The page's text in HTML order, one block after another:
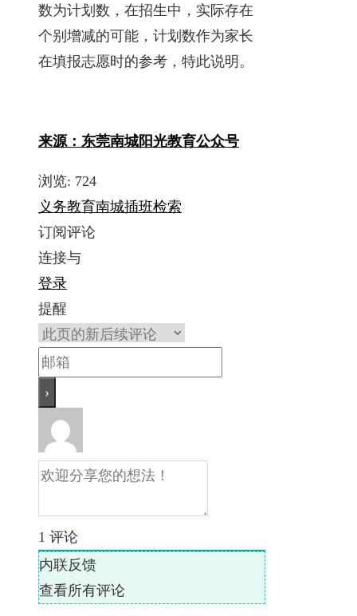
数为计划数，在招生中，实际存在
个别增减的可能，计划数作为家长
在填报志愿时的参考，特此说明。
来源：东莞南城阳光教育公众号
浏览: 724
义务教育南城插班检索
订阅评论
连接与
登录
提醒
1 评论
内联反馈
查看所有评论